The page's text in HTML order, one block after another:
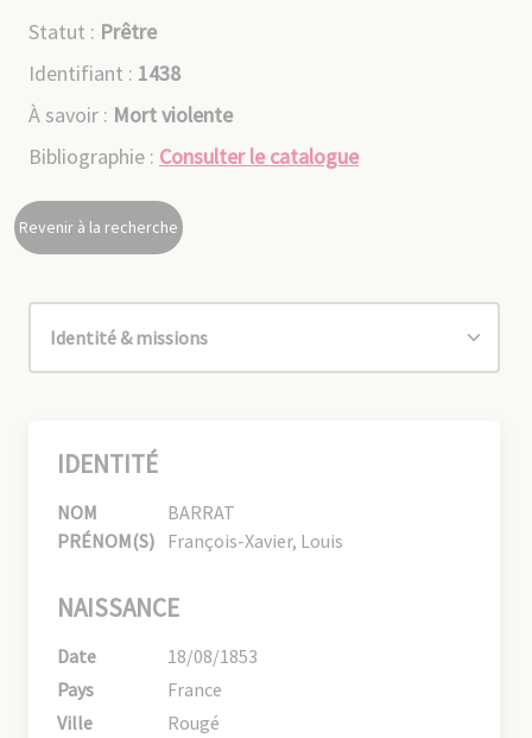
Statut : Prêtre
Identifiant : 1438
À savoir : Mort violente
Bibliographie : Consulter le catalogue
Revenir à la recherche
IDENTITÉ
NOM
BARRAT
PRÉNOM(S) François-Xavier, Louis
NAISSANCE
Date
18/08/1853
Pays
France
Ville
Rougé